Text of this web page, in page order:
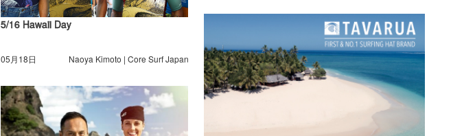
5/16 Hawaii Day
05月18日 Naoya Kimoto | Core Surf Japan